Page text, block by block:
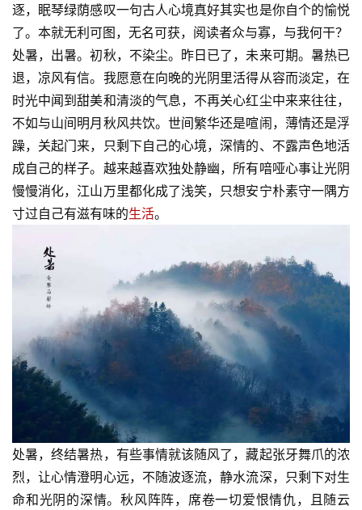
逐，眠琴绿荫感叹一句古人心境真好其实也是你自个的愉悦
了。本就无利可图，无名可获，阅读者众与寡，与我何干？
处暑，出暑。初秋，不染尘。昨日已了，未来可期。暑热已
退，凉风有信。我愿意在向晚的光阴里活得从容而淡定，在
时光中闻到甜美和清淡的气息，不再关心红尘中来来往往，
不如与山间明月秋风共饮。世间繁华还是喧闹，薄情还是浮
躁，关起门来，只剩下自己的心境，深情的、不露声色地活
成自己的样子。越来越喜欢独处静幽，所有喑哑心事让光阴
慢慢消化，江山万里都化成了浅笑，只想安宁朴素守一隅方
寸过自己有滋有味的生活。
处暑，终结暑热，有些事情就该随风了，藏起张牙舞爪的浓
烈，让心情澄明心远，不随波逐流，静水流深，只剩下对生
命和光阴的深情。秋风阵阵，席卷一切爱恨情仇，且随云